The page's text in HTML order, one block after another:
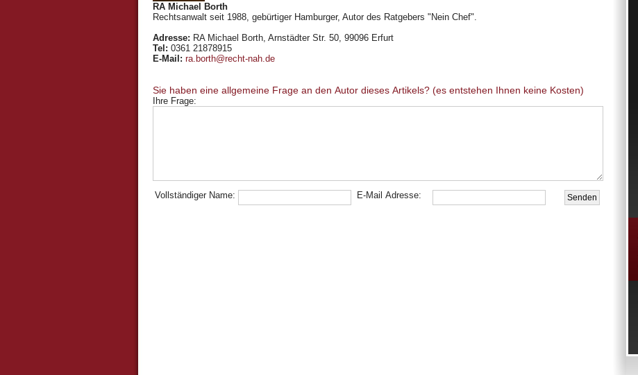
RA Michael Borth
Rechtsanwalt seit 1988, gebürtiger Hamburger, Autor des Ratgebers "Nein Chef".
Adresse: RA Michael Borth, Arnstädter Str. 50, 99096 Erfurt
Tel: 0361 21878915
E-Mail: ra.borth@recht-nah.de
Sie haben eine allgemeine Frage an den Autor dieses Artikels? (es entstehen Ihnen keine Kosten)
Ihre Frage:
Vollständiger Name: E-Mail Adresse: